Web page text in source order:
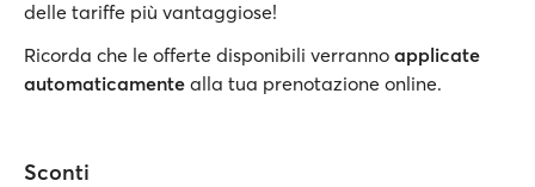
delle tariffe più vantaggiose!
Ricorda che le offerte disponibili verranno applicate
automaticamente alla tua prenotazione online.
Sconti